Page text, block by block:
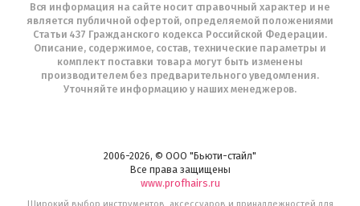
Вся информация на сайте носит справочный характер и не
является публичной офертой, определяемой положениями
Статьи 437 Гражданского кодекса Российской Федерации.
Описание, содержимое, состав, технические параметры и
комплект поставки товара могут быть изменены
производителем без предварительного уведомления.
Уточняйте информацию у наших менеджеров.
2006-2026, © ООО "Бьюти-стайл"
Все права защищены
www.profhairs.ru